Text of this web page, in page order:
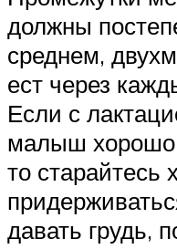
должны
среднем,
ест через
Если с
малыш хорошо
то старайтесь
давать грудь,